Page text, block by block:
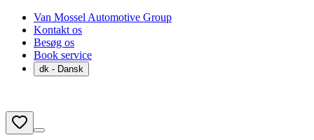
Van Mossel Automotive Group
Kontakt os
Besøg os
Book service
dk - Dansk